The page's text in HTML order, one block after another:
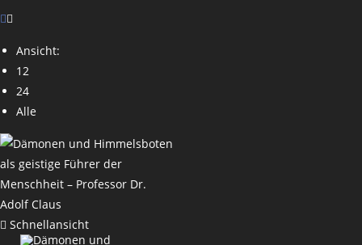
Ansicht:
12
24
Alle
Schnellansicht